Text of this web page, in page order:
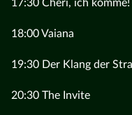
17:30 Chéri, ich
18:00 Vaiana
19:30 Der Klang der
20:30 The Invite